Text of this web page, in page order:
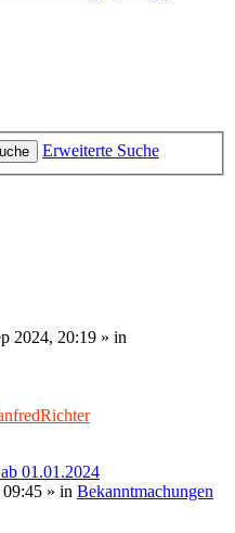
Erweiterte Suche
2024, 20:19 » in
01.01.2024
» in Bekanntmachungen